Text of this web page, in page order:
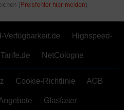
(Preisfehler hier melden).
Verfügbarkeit.de Highspeed-
NetCologne
Cookie-Richtlinie AGB
Glasfaser